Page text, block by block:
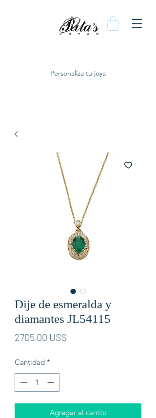
Personaliza tu joya
Dije de esmeralda y
diamantes JL54115
2705,00 US$
Cantidad *
Agregar al carrito